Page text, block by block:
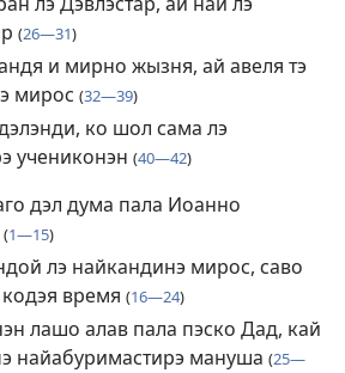
(26—31)
и мирно жызня, ай авеля тэ
мирос (32—39)
ко шол сама лэ
учениконэн (40—42)
дэл дума пала Иоанно
(1—15)
лэ найкандинэ мирос, саво
время (16—24)
лашо алав пала пэско Дад, кай
найабуримастирэ мануша (25—